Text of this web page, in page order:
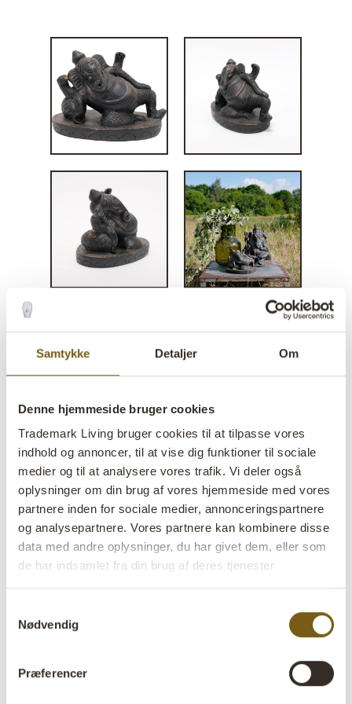
Samtykke Detaljer Om
Denne hjemmeside bruger cookies
Trademark Living bruger cookies til at tilpasse vores
indhold og annoncer, til at vise dig funktioner til sociale
medier og til at analysere vores trafik. Vi deler også
oplysninger om din brug af vores hjemmeside med vores
partnere inden for sociale medier, annonceringspartnere
og analysepartnere. Vores partnere kan kombinere disse
data med andre oplysninger, du har givet dem, eller som
de har indsamlet fra din brug af deres tjenester
Nødvendig
Præferencer
Liggende Ganesha figur
lens På lager
Varenr: D16462
Colli: 2 Stk
Farve: Brun
VIGTIGT hvert produkt er unik i farve og finish
Størrelse: H:17 cm W:21 cm D:13 cm
Mere info +
Produktbeskrivelse